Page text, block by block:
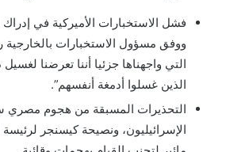
فشل الاستخبارات الأميركية في
ووفق مسؤول الاستخبارات بالخارجية
التي واجهناها جزئيا أننا تعرضنا
الذين غسلوا أدمغة أنفسهم”.
التحذيرات المسبقة من هجوم مصري
الإسرائيليون، ونصيحة كيسنجر لرئيسة